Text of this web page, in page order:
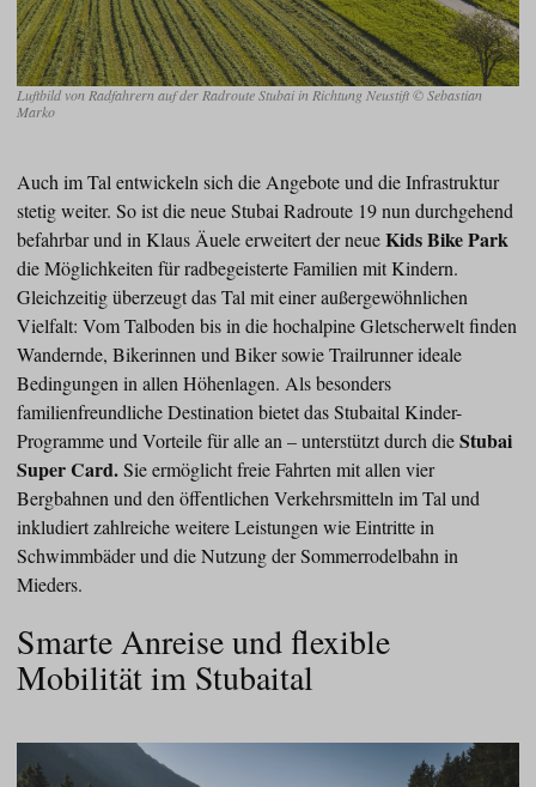
Luftbild von Radfahrern auf der Radroute Stubai in Richtung Neustift © Sebastian
Marko
Auch im Tal entwickeln sich die Angebote und die Infrastruktur
stetig weiter. So ist die neue Stubai Radroute 19 nun durchgehend
befahrbar und in Klaus Äuele erweitert der neueKids Bike Park
die Möglichkeiten für radbegeisterte Familien mit Kindern.
Gleichzeitig überzeugt das Tal mit einer außergewöhnlichen
Vielfalt: Vom Talboden bis in die hochalpine Gletscherwelt finden
Wandernde, Bikerinnen und Biker sowie Trailrunner ideale
Bedingungen in allen Höhenlagen. Als besonders
familienfreundliche Destination bietet das Stubaital Kinder-
Programme und Vorteile für alle an – unterstützt durch dieStubai
Super Card.Sie ermöglicht freie Fahrten mit allen vier
Bergbahnen und den öffentlichen Verkehrsmitteln im Tal und
inkludiert zahlreiche weitere Leistungen wie Eintritte in
Schwimmbäder und die Nutzung der Sommerrodelbahn in
Mieders.
Smarte Anreise und flexible
Mobilität im Stubaital